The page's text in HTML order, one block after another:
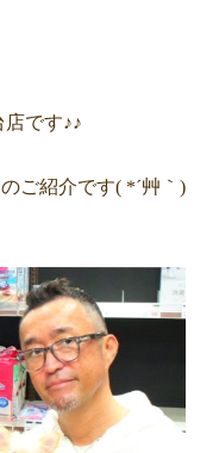
です♪♪
ご紹介です( *´艸｀)